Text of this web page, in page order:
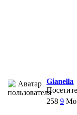
Gianella
258 9